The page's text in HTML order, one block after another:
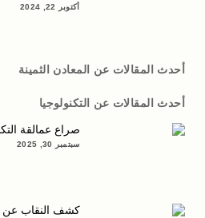
أكتوبر 22, 2024
أحدث المقالات عن المعادن الثمينة
أحدث المقالات عن التكنولوجيا
صراع عمالقة
سبتمبر 30, 2025
كشف النقاب عن